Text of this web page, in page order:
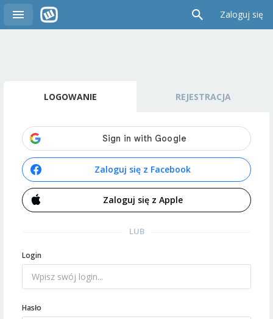
Zaloguj się
LOGOWANIE REJESTRACJA
Zaloguj się z Facebook
Zaloguj się z Apple
LUB
Login
Hasło